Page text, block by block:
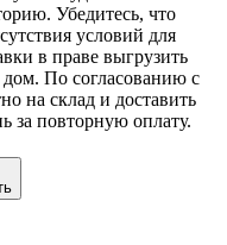
Убедитесь, что
условий для
в праве выгрузить
дом. По согласованию с
на склад и доставить
за повторную оплату.